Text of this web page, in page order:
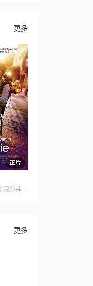
更多
正片
主演:莉莉·柯林斯,山姆·克拉弗林,塔姆欣·伊格顿,杰美·温斯顿,克里斯蒂安·库克,阿特·帕金森,马里昂·奥德怀尔
更多